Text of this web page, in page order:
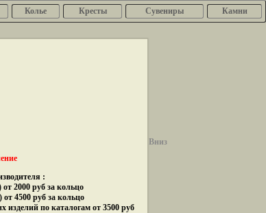
Колье Кресты Сувениры Камни
:
2000 руб за кольцо
4500 руб за кольцо
изделий по каталогам от 3500 руб
Вниз